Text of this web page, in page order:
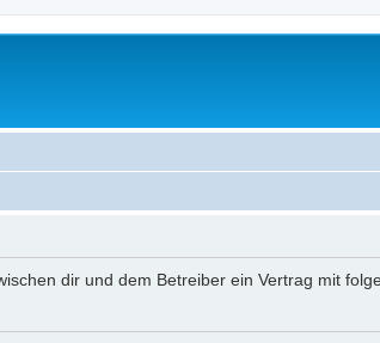
dir und dem Betreiber ein Vertrag mit